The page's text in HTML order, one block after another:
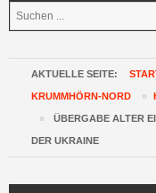
AKTUELLE SEITE:
KRUMMHÖRN-NORD »
» ÜBERGABE ALTER
DER UKRAINE